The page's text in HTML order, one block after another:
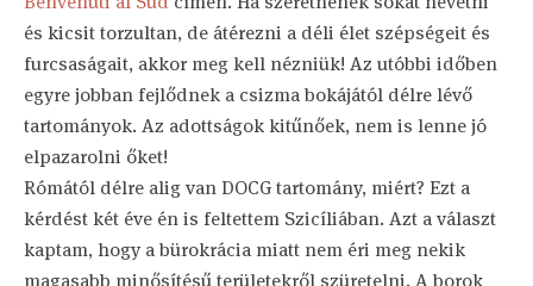
és kicsit torzultan, de átérezni a déli élet szépségeit és
furcsaságait, akkor meg kell nézniük! Az utóbbi időben
egyre jobban fejlődnek a csizma bokájától délre lévő
tartományok. Az adottságok kitűnőek, nem is lenne jó
elpazarolni őket!
Rómától délre alig van DOCG tartomány, miért? Ezt a
kérdést két éve én is feltettem Szicíliában. Azt a választ
kaptam, hogy a bürokrácia miatt nem éri meg nekik
magasabb minősítésű területekről szüretelni. A borok